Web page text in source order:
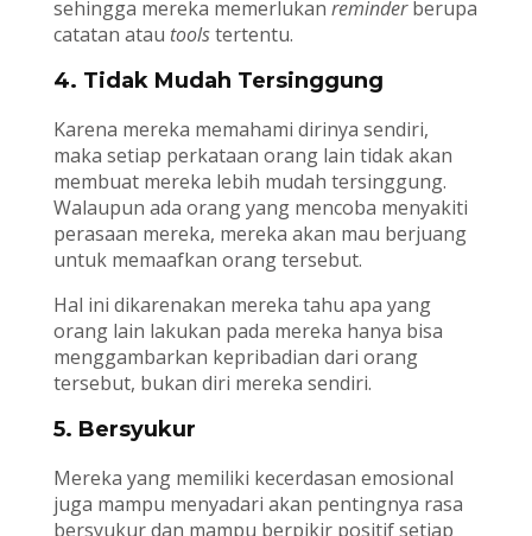
sehingga mereka memerlukan reminderberupa
catatan atau toolstertentu.
4. Tidak Mudah Tersinggung
Karena mereka memahami dirinya sendiri,
maka setiap perkataan orang lain tidak akan
membuat mereka lebih mudah tersinggung.
Walaupun ada orang yang mencoba menyakiti
perasaan mereka, mereka akan mau berjuang
untuk memaafkan orang tersebut.
Hal ini dikarenakan mereka tahu apa yang
orang lain lakukan pada mereka hanya bisa
menggambarkan kepribadian dari orang
tersebut, bukan diri mereka sendiri.
5. Bersyukur
Mereka yang memiliki kecerdasan emosional
juga mampu menyadari akan pentingnya rasa
bersyukur dan mampu berpikir positif setiap